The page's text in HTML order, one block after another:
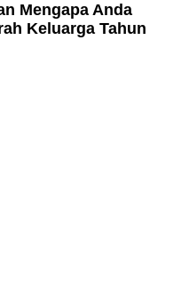
Mengapa Anda
Keluarga Tahun